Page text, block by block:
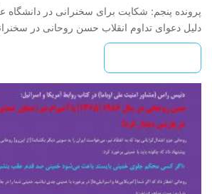
پرونده پنجم: شکایت برای سخنرانی در
دلیل دعوای تداوم انقلاب حسن روحانی در